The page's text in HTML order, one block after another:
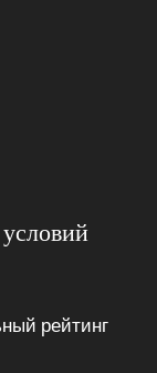
рейтинг